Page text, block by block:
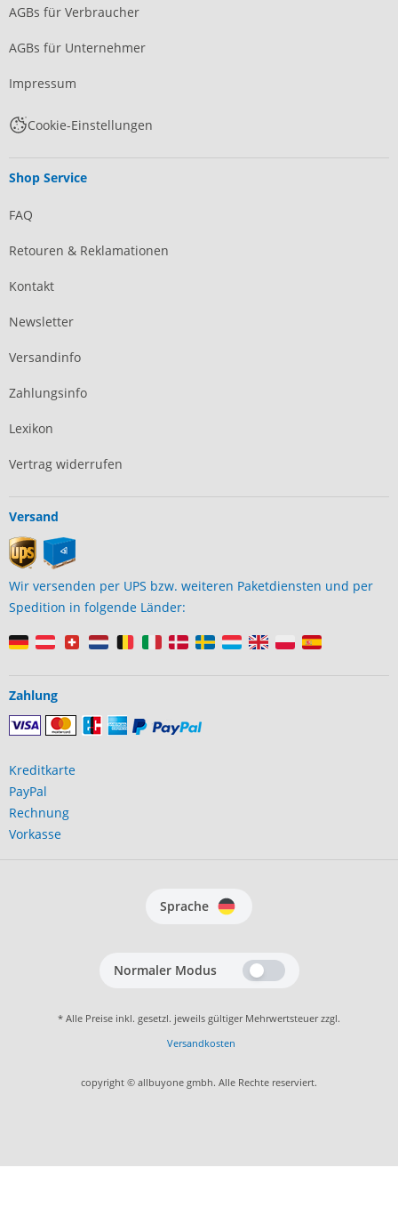
AGBs für Verbraucher
AGBs für Unternehmer
Impressum
Cookie-Einstellungen
Shop Service
FAQ
Retouren & Reklamationen
Kontakt
Newsletter
Versandinfo
Zahlungsinfo
Lexikon
Vertrag widerrufen
Versand
Wir versenden per UPS bzw. weiteren Paketdiensten und per
Spedition in folgende Länder:
Zahlung
Kreditkarte
PayPal
Rechnung
Vorkasse
Sprache
Normaler Modus
* Alle Preise inkl. gesetzl. jeweils gültiger Mehrwertsteuer zzgl.
Versandkosten
copyright © allbuyone gmbh. Alle Rechte reserviert.